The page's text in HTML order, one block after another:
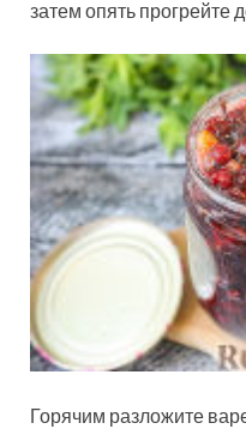
затем опять прогрейте
Горячим разложите